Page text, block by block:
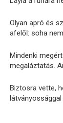
Olyan apró és
afelől: soha
Mindenki
megaláztatás.
Biztosra vette,